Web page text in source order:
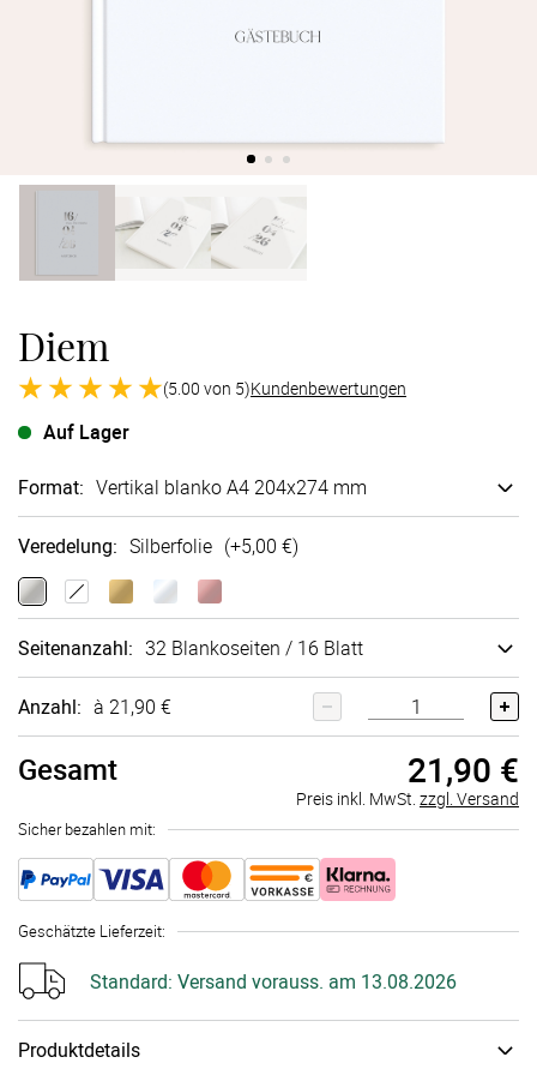
Diem
(5.00 von 5)Kundenbewertungen
Auf Lager
Format: Vertikal blanko A4 204x274 mm
Veredelung: Silberfolie (+5,00 €)
Seitenanzahl: 32 Blankoseiten / 16 Blatt
Anzahl: à 21,90 €
Gesamt 21,90 €
Preis inkl. MwSt. zzgl. Versand
Sicher bezahlen mit:
Geschätzte Lieferzeit:
Standard: Versand vorauss. am 13.08.2026
Produktdetails